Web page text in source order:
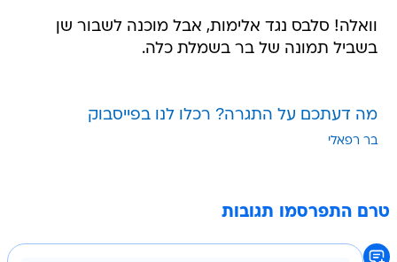
וואלה! סלבס נגד אלימות, אבל מוכנה לשבור שן
בשביל תמונה של בר בשמלת כלה.
מה דעתכם על התגרה? רכלו לנו בפייסבוק
בר רפאלי
טרם התפרסמו תגובות